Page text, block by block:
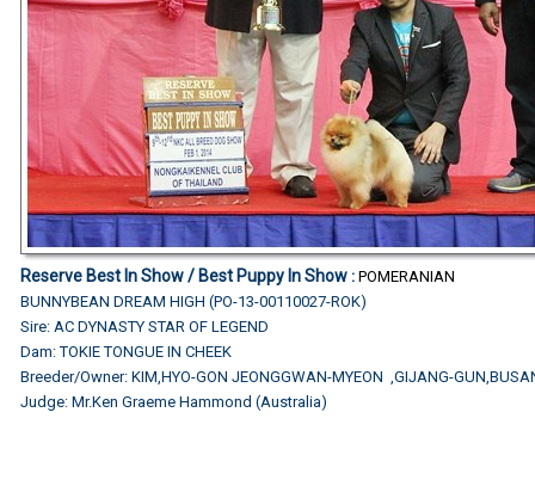
Reserve Best In Show / Best Puppy In Show : POMERANIAN
BUNNYBEAN DREAM HIGH (PO-13-00110027-ROK)
Sire: AC DYNASTY STAR OF LEGEND
Dam: TOKIE TONGUE IN CHEEK
Breeder/Owner: KIM,HYO-GON JEONGGWAN-MYEON ,GIJANG-
Judge: Mr.Ken Graeme Hammond (Australia)